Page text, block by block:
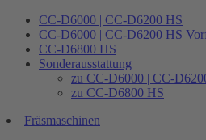
CC-D6000 | CC-D6200 HS
CC-D6000 | CC-D6200 HS
CC-D6800 HS
Sonderausstattung
zu CC-D6000 | CC-
zu CC-D6800 HS
Fräsmaschinen